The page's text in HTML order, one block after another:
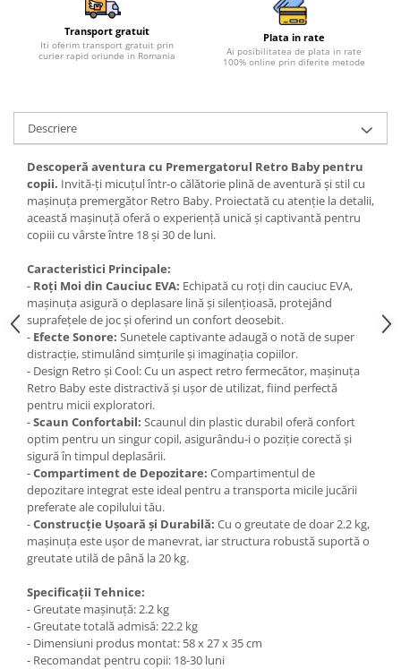
Transport gratuit
Iti oferim transport gratuit prin
curier rapid oriunde in Romania
Plata in rate
Ai posibilitatea de plata in rate
100% online prin diferite metode
Descriere
Descoperă aventura cu Premergatorul Retro Baby pentru
copii. Invită-ți micuțul într-o călătorie plină de aventură și stil cu
mașinuța premergător Retro Baby. Proiectată cu atenție la detalii,
această mașinuță oferă o experiență unică și captivantă pentru
copiii cu vârste între 18 și 30 de luni.
Caracteristici Principale:
- Roți Moi din Cauciuc EVA: Echipată cu roți din cauciuc EVA,
mașinuța asigură o deplasare lină și silențioasă, protejând
suprafețele de joc și oferind un confort deosebit.
- Efecte Sonore: Sunetele captivante adaugă o notă de super
distracție, stimulând simțurile și imaginația copiilor.
- Design Retro și Cool: Cu un aspect retro fermecător, mașinuța
Retro Baby este distractivă și ușor de utilizat, fiind perfectă
pentru micii exploratori.
-Scaun Confortabil: Scaunul din plastic durabil oferă confort
optim pentru un singur copil, asigurându-i o poziție corectă și
sigură în timpul deplasării.
-Compartiment de Depozitare: Compartimentul de
depozitare integrat este ideal pentru a transporta micile jucării
preferate ale copilului tău.
-Construcție Ușoară și Durabilă: Cu o greutate de doar 2.2 kg,
mașinuța este ușor de manevrat, iar structura robustă suportă o
greutate utilă de până la 20 kg.
Specificații Tehnice:
- Greutate mașinuță: 2.2 kg
- Greutate totală admisă: 22.2 kg
- Dimensiuni produs montat: 58 x 27 x 35 cm
- Recomandat pentru copii: 18-30 luni